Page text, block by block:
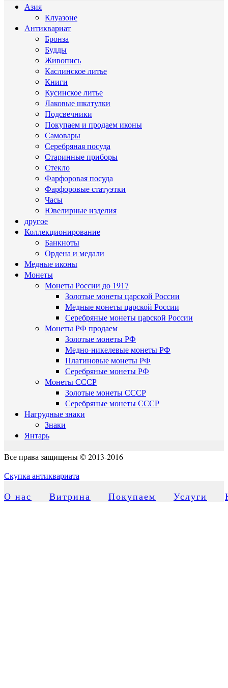
Азия
Клуазоне
Антиквариат
Бронза
Будды
Живопись
Каслинское литье
Книги
Кусинское литье
Лаковые шкатулки
Подсвечники
Покупаем и продаем иконы
Самовары
Серебряная посуда
Старинные приборы
Стекло
Фарфоровая посуда
Фарфоровые статуэтки
Часы
Ювелирные изделия
другое
Коллекционирование
Банкноты
Ордена и медали
Медные иконы
Монеты
Монеты России до 1917
Золотые монеты царской России
Медные монеты царской России
Серебряные монеты царской России
Монеты РФ продаем
Золотые монеты РФ
Медно-никелевые монеты РФ
Платиновые монеты РФ
Серебряные монеты РФ
Монеты СССР
Золотые монеты СССР
Серебряные монеты СССР
Нагрудные знаки
Знаки
Янтарь
Все права защищены © 2013-2016
Скупка антиквариата
О нас Витрина Покупаем Услуги